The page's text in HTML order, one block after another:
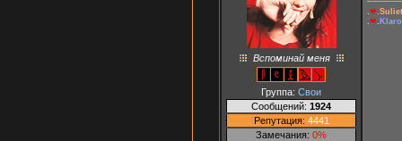
Вспоминай меня
Группа: Свои
Сообщений: 1924
Репутация: 4441
Замечания: 0%
❤
❤